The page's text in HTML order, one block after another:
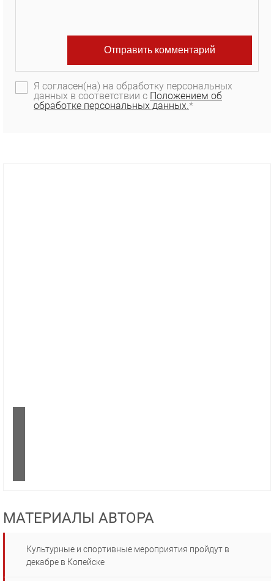
Я согласен(на) на обработку персональных
данных в соответствии с Положением об
обработке персональных данных.*
МАТЕРИАЛЫ АВТОРА
Культурные и спортивные мероприятия пройдут в
декабре в Копейске